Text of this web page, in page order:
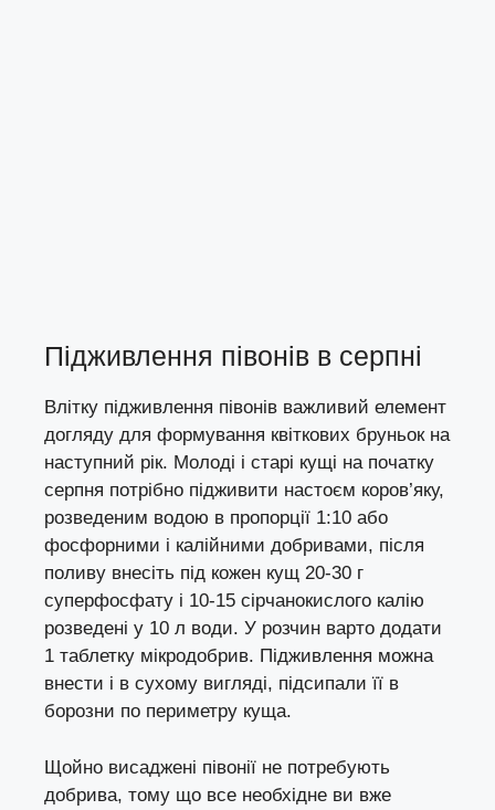
Підживлення півонів в серпні
Влітку підживлення півонів важливий елемент
догляду для формування квіткових бруньок на
наступний рік. Молоді і старі кущі на початку
серпня потрібно підживити настоєм коров’яку,
розведеним водою в пропорції 1:10 або
фосфорними і калійними добривами, після
поливу внесіть під кожен кущ 20-30 г
суперфосфату і 10-15 сірчанокислого калію
розведені у 10 л води. У розчин варто додати
1 таблетку мікродобрив. Підживлення можна
внести і в сухому вигляді, підсипали її в
борозни по периметру куща.
Щойно висаджені півонії не потребують
добрива, тому що все необхідне ви вже